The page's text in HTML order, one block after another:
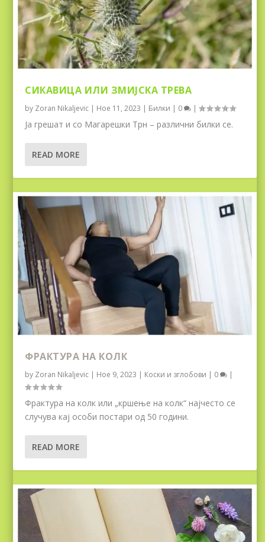
СИКАВИЦА ИЛИ ЗМИЈСКА ТРЕВА
by Zoran Nikaljevic Ное 11, 2023 Билки 0 |
Ја грешат и со Магарешки Трн – различни билки се.
READ MORE
ФРАКТУРА НА КОЛК
by Zoran Nikaljevic | Ное 9, 2023 | Коски и зглобови | 0 |
Фрактура на колк или „кршење на колк“ најчесто се
случува кај особи постари од 50 години.
READ MORE